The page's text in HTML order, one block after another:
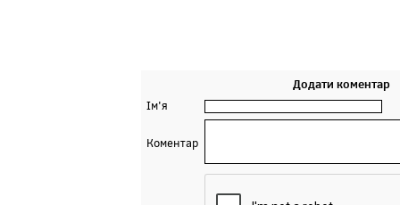
Додати коментар
Ім'я
Коментар